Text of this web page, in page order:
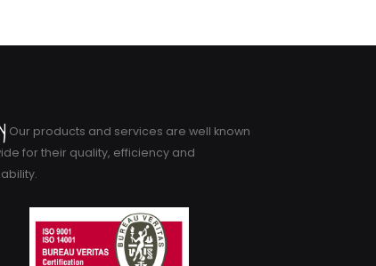
Our products and services are well known
for their quality, efficiency and